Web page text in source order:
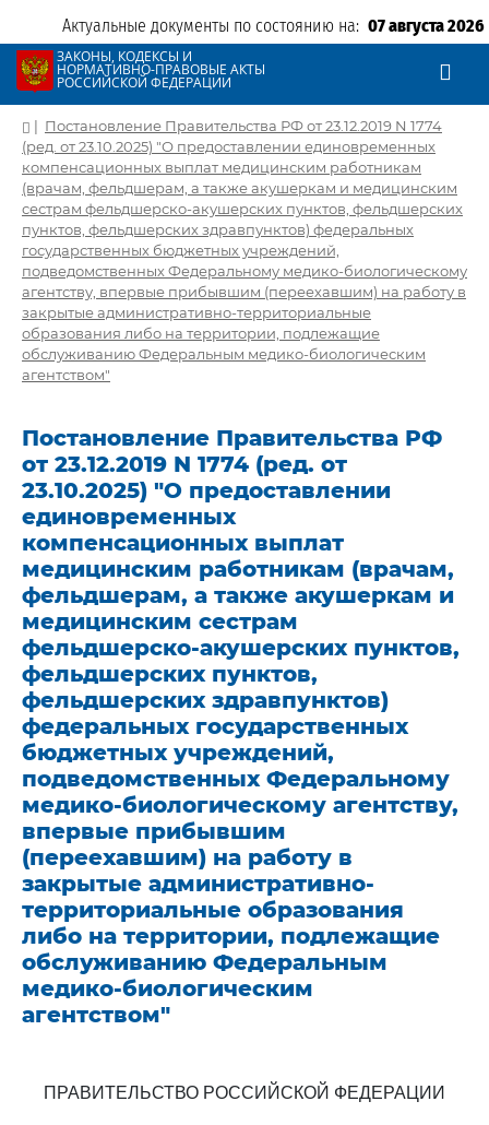
Актуальные документы по состоянию на: 07 августа 2026
ЗАКОНЫ, КОДЕКСЫ И
НОРМАТИВНО-ПРАВОВЫЕ АКТЫ
РОССИЙСКОЙ ФЕДЕРАЦИИ
| Постановление Правительства РФ от 23.12.2019 N 1774
(ред. от 23.10.2025) "О предоставлении единовременных
компенсационных выплат медицинским работникам
(врачам, фельдшерам, а также акушеркам и медицинским
сестрам фельдшерско-акушерских пунктов, фельдшерских
пунктов, фельдшерских здравпунктов) федеральных
государственных бюджетных учреждений,
подведомственных Федеральному медико-биологическому
агентству, впервые прибывшим (переехавшим) на работу в
закрытые административно-территориальные
образования либо на территории, подлежащие
обслуживанию Федеральным медико-биологическим
агентством"
Постановление Правительства РФ
от 23.12.2019 N 1774 (ред. от
23.10.2025) "О предоставлении
единовременных
компенсационных выплат
медицинским работникам (врачам,
фельдшерам, а также акушеркам и
медицинским сестрам
фельдшерско-акушерских пунктов,
фельдшерских пунктов,
фельдшерских здравпунктов)
федеральных государственных
бюджетных учреждений,
подведомственных Федеральному
медико-биологическому агентству,
впервые прибывшим
(переехавшим) на работу в
закрытые административно-
территориальные образования
либо на территории, подлежащие
обслуживанию Федеральным
медико-биологическим
агентством"
ПРАВИТЕЛЬСТВО РОССИЙСКОЙ ФЕДЕРАЦИИ